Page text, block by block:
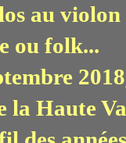
au
ou folk.‎..
la Haute